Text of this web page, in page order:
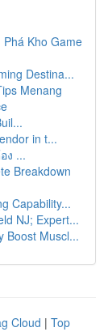
Kho Game
Destina...
Menang
in t...
ง ...
Breakdown
Capability...
NJ; Expert...
Boost Muscl...
Cloud | Top